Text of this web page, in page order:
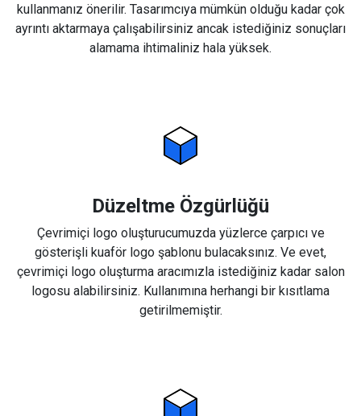
kullanmanız önerilir. Tasarımcıya mümkün olduğu kadar çok
ayrıntı aktarmaya çalışabilirsiniz ancak istediğiniz sonuçları
alamama ihtimaliniz hala yüksek.
Düzeltme Özgürlüğü
Çevrimiçi logo oluşturucumuzda yüzlerce çarpıcı ve
gösterişli kuaför logo şablonu bulacaksınız. Ve evet,
çevrimiçi logo oluşturma aracımızla istediğiniz kadar salon
logosu alabilirsiniz. Kullanımına herhangi bir kısıtlama
getirilmemiştir.